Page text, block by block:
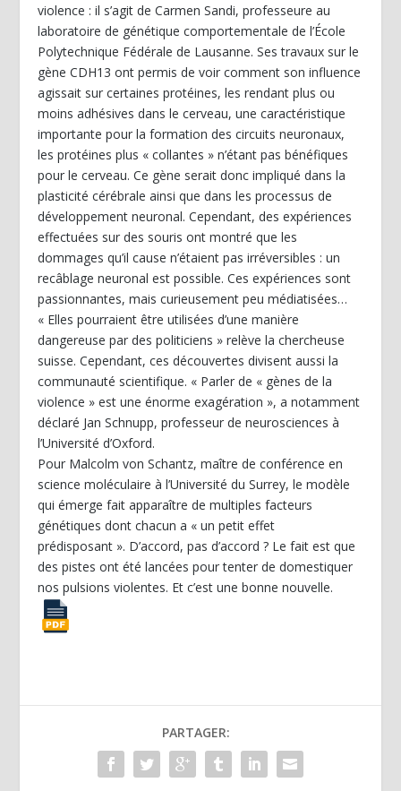
violence : il s’agit de Carmen Sandi, professeure au
laboratoire de génétique comportementale de l’École
Polytechnique Fédérale de Lausanne. Ses travaux sur le
gène CDH13 ont permis de voir comment son influence
agissait sur certaines protéines, les rendant plus ou
moins adhésives dans le cerveau, une caractéristique
importante pour la formation des circuits neuronaux,
les protéines plus « collantes » n’étant pas bénéfiques
pour le cerveau. Ce gène serait donc impliqué dans la
plasticité cérébrale ainsi que dans les processus de
développement neuronal. Cependant, des expériences
effectuées sur des souris ont montré que les
dommages qu’il cause n’étaient pas irréversibles : un
recâblage neuronal est possible. Ces expériences sont
passionnantes, mais curieusement peu médiatisées…
« Elles pourraient être utilisées d’une manière
dangereuse par des politiciens » relève la chercheuse
suisse. Cependant, ces découvertes divisent aussi la
communauté scientifique. « Parler de « gènes de la
violence » est une énorme exagération », a notamment
déclaré Jan Schnupp, professeur de neurosciences à
l’Université d’Oxford.
Pour Malcolm von Schantz, maître de conférence en
science moléculaire à l’Université du Surrey, le modèle
qui émerge fait apparaître de multiples facteurs
génétiques dont chacun a « un petit effet
prédisposant ». D’accord, pas d’accord ? Le fait est que
des pistes ont été lancées pour tenter de domestiquer
nos pulsions violentes. Et c’est une bonne nouvelle.
PARTAGER: